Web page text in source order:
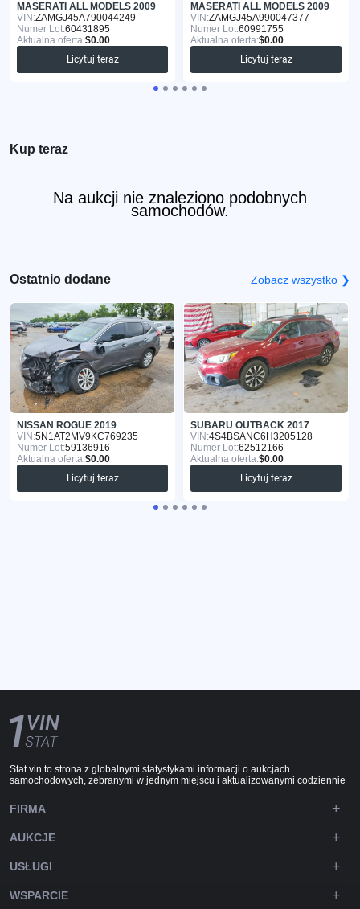
MASERATI ALL MODELS 2009
VIN:ZAMGJ45A790044249
Numer Lot:60431895
Aktualna oferta:$0.00
Licytuj teraz
MASERATI ALL MODELS 2009
VIN:ZAMGJ45A990047377
Numer Lot:60991755
Aktualna oferta:$0.00
Licytuj teraz
Kup teraz
Na aukcji nie znaleziono podobnych
samochodów.
Ostatnio dodane Zobacz wszystko ❯
NISSAN ROGUE 2019
VIN:5N1AT2MV9KC769235
Numer Lot:59136916
Aktualna oferta:$0.00
Licytuj teraz
SUBARU OUTBACK 2017
VIN:4S4BSANC6H3205128
Numer Lot:62512166
Aktualna oferta:$0.00
Licytuj teraz
Stat.vin to strona z globalnymi statystykami informacji o aukcjach
samochodowych, zebranymi w jednym miejscu i aktualizowanymi codziennie
FIRMA
AUKCJE
USŁUGI
WSPARCIE